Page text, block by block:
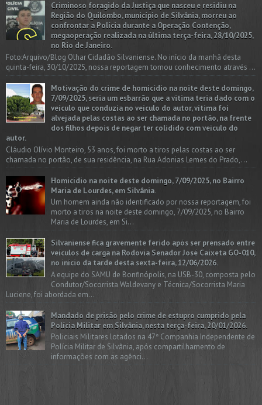
Criminoso foragido da Justiça que nasceu e residiu na
Região do Quilombo, município de Silvânia, morreu ao
confrontar a Polícia durante a Operação Contenção,
megaoperação realizada na última terça-feira, 28/10/2025,
no Rio de Janeiro.
Foto:Arquivo/Blog Olhar Cidadão Silvaniense. No início da manhã desta
quinta-feira, 30/10/2025, nossa reportagem tomou conhecimento através ...
Motivação do crime de homicídio na noite deste domingo,
7/09/2025, seria um esbarrão que a vitima teria dado com o
veículo que conduzia no veículo do autor, vítima foi
alvejada pelas costas ao ser chamada no portão, na frente
dos filhos depois de negar ter colidido com veículo do
autor.
Cláudio Olívio Monteiro, 53 anos, foi morto a tiros pelas costas ao ser
chamada no portão, de sua residência, na Rua Adonias Lemes do Prado,...
Homicídio na noite deste domingo, 7/09/2025, no Bairro
Maria de Lourdes, em Silvânia.
Um homem ainda não identificado por nossa reportagem, foi
morto a tiros na noite deste domingo, 7/09/2025, no Bairro
Maria de Lourdes, em Si...
Silvaniense fica gravemente ferido após ser prensado entre
veículos de carga na Rodovia Senador José Caixeta GO-010,
no início da tarde desta sexta-feira, 12/06/2026.
A equipe do SAMU de Bonfinópolis, na USB-30, composta pelo
Condutor/Socorrista Waldevany e Técnica/Socorrista Maria
Luciene, foi abordada em...
Mandado de prisão pelo crime de estupro cumprido pela
Polícia Militar em Silvânia, nesta terça-feira, 20/01/2026.
Policiais Militares lotados na 47ª Companhia Independente de
Polícia Militar de Silvânia, após compartilhamento de
informações com as agênci...